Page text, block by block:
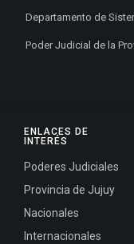
ENLACES DE
INTERÉS
Poderes Judiciales
Provincia de Jujuy
Nacionales
Internacionales
Departamento de
Poder Judicial de la